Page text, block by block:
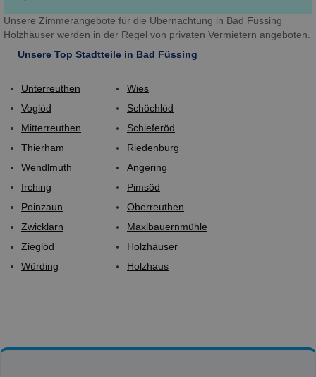
Unsere Zimmerangebote für die Übernachtung in Bad Füssing
Holzhäuser werden in der Regel von privaten Vermietern angeboten.
Unsere Top Stadtteile in Bad Füssing
Unterreuthen
Voglöd
Mitterreuthen
Thierham
Wendlmuth
Irching
Poinzaun
Zwicklarn
Zieglöd
Würding
Wies
Schöchlöd
Schieferöd
Riedenburg
Angering
Pimsöd
Oberreuthen
Maxlbauernmühle
Holzhäuser
Holzhaus